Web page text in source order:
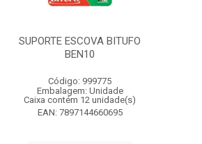
SUPORTE ESCOVA BITUFO
BEN10
Código: 999775
Embalagem: Unidade
Caixa contém 12 unidade(s)
EAN: 7897144660695